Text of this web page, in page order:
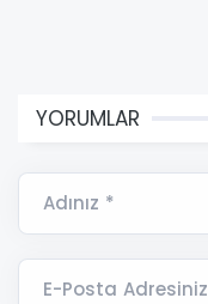
YORUMLAR
Adınız *
E-Posta